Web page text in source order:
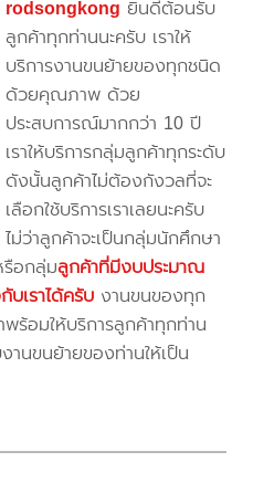
rodsongkong ยินดีต้อนรับ
ลูกค้าทุกท่านนะครับ เราให้
บริการงานขนย้ายของทุกชนิด
ด้วยคุณภาพ ด้วย
ประสบการณ์มากกว่า 10 ปี
เราให้บริการกลุ่มลูกค้าทุกระดับ
ดังนั้นลูกค้าไม่ต้องกังวลที่จะ
เลือกใช้บริการเราเลยนะครับ
ไม่ว่าลูกค้าจะเป็นกลุ่มนักศึกษา
อกลุ่มลูกค้าที่มีงบประมาณ
เราได้ครับ งานขนของทุก
พร้อมให้บริการลูกค้าทุกท่าน
นขนย้ายของท่านให้เป็น